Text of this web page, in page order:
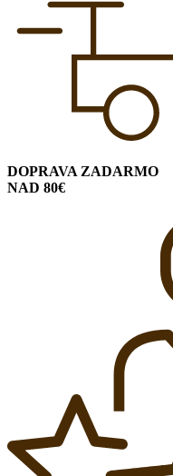
DOPRAVA ZADARMO
NAD 80€